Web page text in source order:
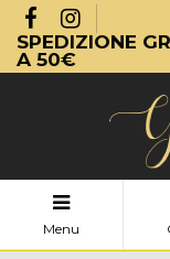
SPEDIZIONE
A 50€
Menu